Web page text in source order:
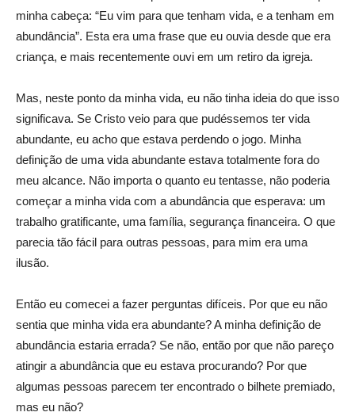
minha cabeça: “Eu vim para que tenham vida, e a tenham em
abundância”. Esta era uma frase que eu ouvia desde que era
criança, e mais recentemente ouvi em um retiro da igreja.
Mas, neste ponto da minha vida, eu não tinha ideia do que isso
significava. Se Cristo veio para que pudéssemos ter vida
abundante, eu acho que estava perdendo o jogo. Minha
definição de uma vida abundante estava totalmente fora do
meu alcance. Não importa o quanto eu tentasse, não poderia
começar a minha vida com a abundância que esperava: um
trabalho gratificante, uma família, segurança financeira. O que
parecia tão fácil para outras pessoas, para mim era uma
ilusão.
Então eu comecei a fazer perguntas difíceis. Por que eu não
sentia que minha vida era abundante? A minha definição de
abundância estaria errada? Se não, então por que não pareço
atingir a abundância que eu estava procurando? Por que
algumas pessoas parecem ter encontrado o bilhete premiado,
mas eu não?